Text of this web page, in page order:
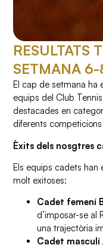
RESULTATS
SETMANA 6-
El cap de setmana ha
equips del Club
destacades en
diferents
Èxits dels nosgtres
Els equips cadets han
molt exitoses:
Cadet femení
d’imposar-se al
una trajectòria
Cadet masculí